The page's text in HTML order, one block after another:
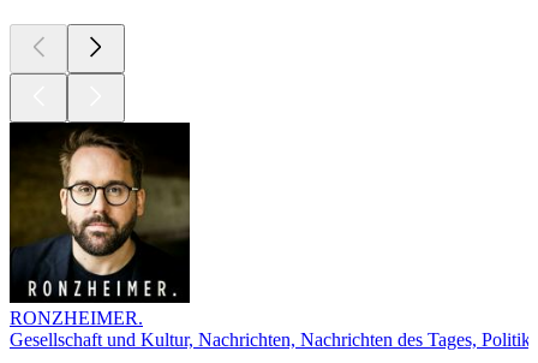
RONZHEIMER.
Gesellschaft und Kultur, Nachrichten, Nachrichten des Tages, Politik